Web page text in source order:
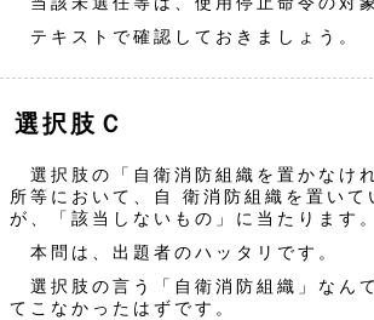
テキストで確認しておきましょう。
選択肢Ｃ
選択肢の「自衛消防組織を置かなけ
所等において、自 衛消防組織を置いて
が、「該当しないもの」に当たります。
本問は、出題者のハッタリです。
選択肢の言う「自衛消防組織」なん
てこなかったはずです。